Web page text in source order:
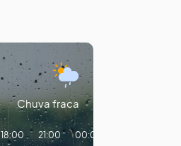
Chuva fraca
18:00 21:00 00:00